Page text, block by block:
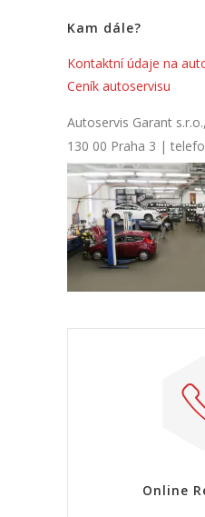
Kam dále?
Kontaktní údaje na
Ceník autoservisu
Autoservis Garant
130 00 Praha 3 |
Online